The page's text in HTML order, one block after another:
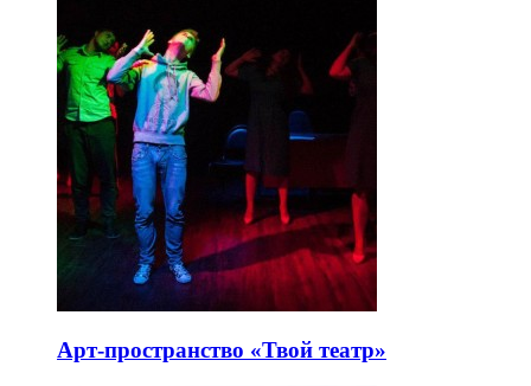
Арт-пространство «Твой театр»